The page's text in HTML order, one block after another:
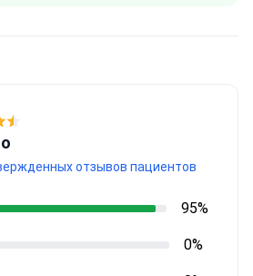
отзывов пациентов
0%
95%